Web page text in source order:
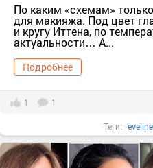
По каким «схемам»
для макияжа. Под цвет
и кругу Иттена, по
актуальности… А...
Подробнее
1 1
Теги:
rose edition eyeshadow